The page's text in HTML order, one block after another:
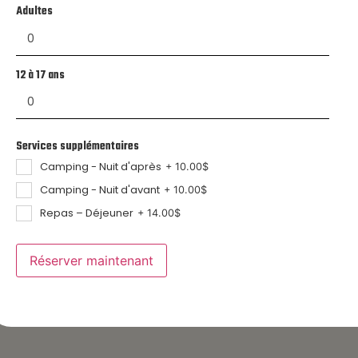
Adultes
12 à 17 ans
Services supplémentaires
Camping - Nuit d'après + 10.00$
Camping - Nuit d'avant + 10.00$
Repas – Déjeuner + 14.00$
Réserver maintenant